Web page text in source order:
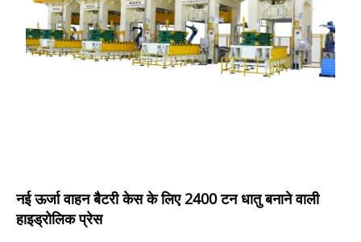
नई ऊर्जा वाहन बैटरी केस के लिए 2400 टन धातु बनाने वाली
हाइड्रोलिक प्रेस